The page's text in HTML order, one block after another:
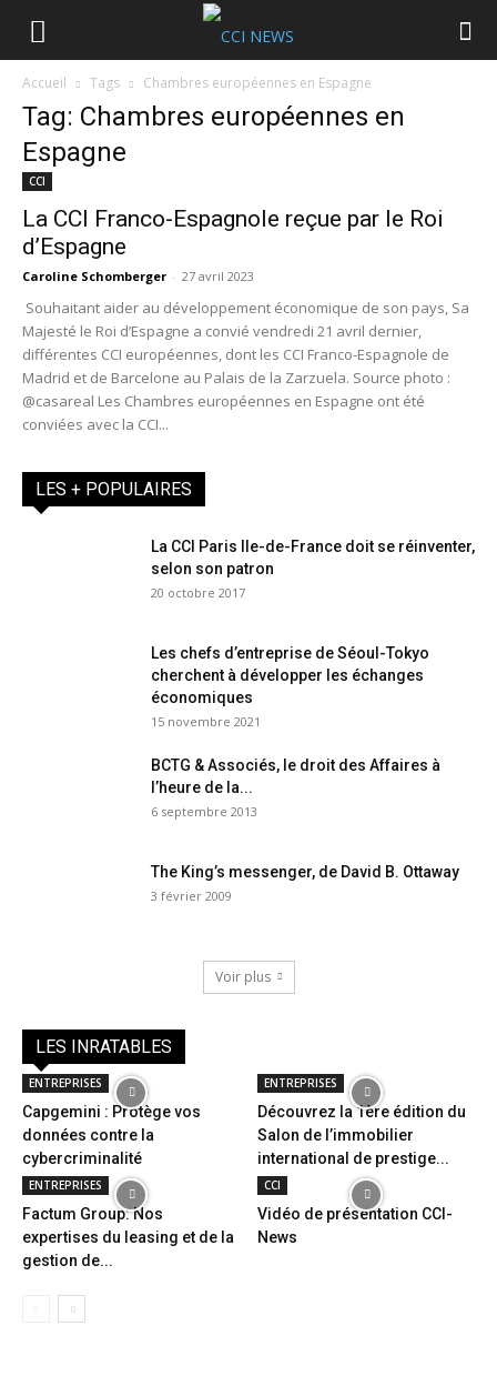
Accueil Tags Chambres européennes en Espagne
Tag: Chambres européennes en
Espagne
CCI
La CCI Franco-Espagnole reçue par le Roi
d’Espagne
Caroline Schomberger - 27 avril 2023
Souhaitant aider au développement économique de son pays, Sa
Majesté le Roi d’Espagne a convié vendredi 21 avril dernier,
différentes CCI européennes, dont les CCI Franco-Espagnole de
Madrid et de Barcelone au Palais de la Zarzuela. Source photo :
@casareal Les Chambres européennes en Espagne ont été
conviées avec la CCI...
LES + POPULAIRES
La CCI Paris Ile-de-France doit se réinventer,
selon son patron
20 octobre 2017
Les chefs d’entreprise de Séoul-Tokyo
cherchent à développer les échanges
économiques
15 novembre 2021
BCTG & Associés, le droit des Affaires à
l’heure de la...
6 septembre 2013
The King’s messenger, de David B. Ottaway
3 février 2009
Voir plus
LES INRATABLES
ENTREPRISES
Capgemini : Protège vos
données contre la
cybercriminalité
ENTREPRISES
Découvrez la 1ère édition du
Salon de l’immobilier
international de prestige...
ENTREPRISES
Factum Group: Nos
expertises du leasing et de la
gestion de...
CCI
Vidéo de présentation CCI-
News